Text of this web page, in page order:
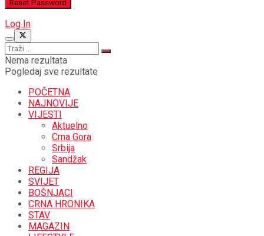
Log In
Nema rezultata
Pogledaj sve rezultate
POČETNA
NAJNOVIJE
VIJESTI
Aktuelno
Crna Gora
Srbija
Sandžak
REGIJA
SVIJET
BOŠNJACI
CRNA HRONIKA
STAV
MAGAZIN